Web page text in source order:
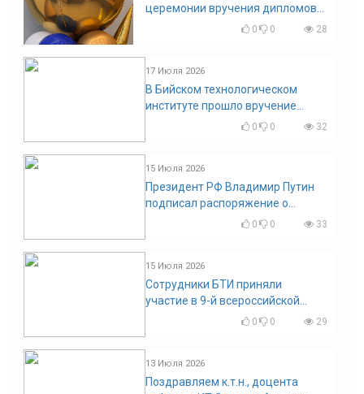
церемонии вручения дипломов
0 0 28
17 Июля 2026
В Бийском технологическом
институте прошло вручение
0 0 32
15 Июля 2026
Президент РФ Владимир Путин
подписал распоряжение о
поощрении граждан и трудовых
0 0 33
15 Июля 2026
Сотрудники БТИ приняли
участие в 9-й всероссийской
конференции по задачам со
0 0 29
13 Июля 2026
Поздравляем к.т.н., доцента